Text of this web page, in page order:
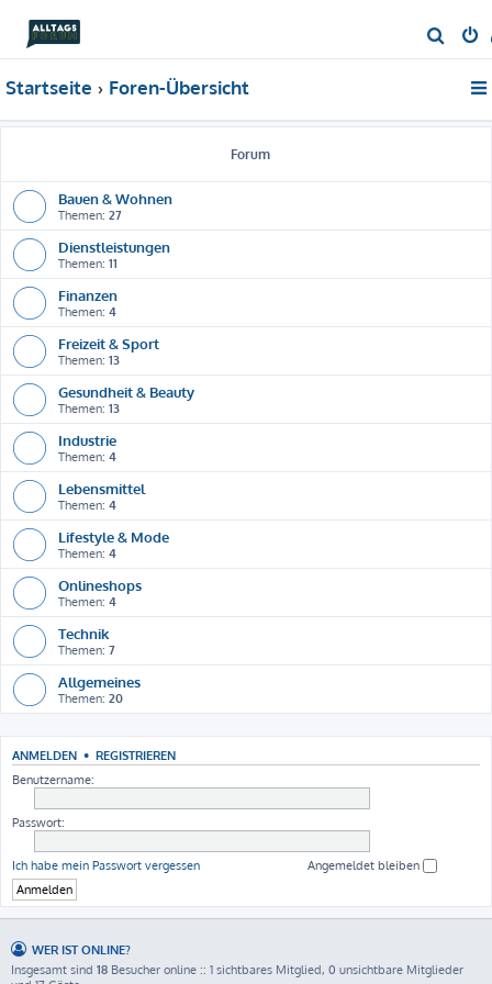
u
Startseite Foren-Übersicht
Forum
Bauen & Wohnen
Themen: 27
Dienstleistungen
Themen: 11
Finanzen
Themen: 4
Freizeit & Sport
Themen: 13
Gesundheit & Beauty
Themen: 13
Industrie
Themen: 4
Lebensmittel
Themen: 4
Lifestyle & Mode
Themen: 4
Onlineshops
Themen: 4
Technik
Themen: 7
Allgemeines
Themen: 20
ANMELDEN • REGISTRIEREN
Benutzername:
Passwort:
Ich habe mein Passwort vergessen Angemeldet bleiben
WER IST ONLINE?
Insgesamt sind 18 Besucher online :: 1 sichtbares Mitglied, 0 unsichtbare Mitglieder